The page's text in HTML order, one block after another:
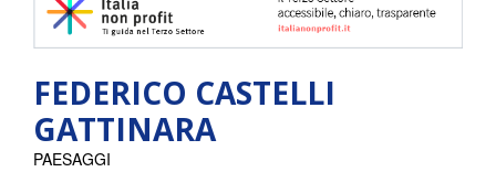
FEDERICO CASTELLI
GATTINARA
PAESAGGI